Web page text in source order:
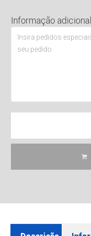
Informação adicional